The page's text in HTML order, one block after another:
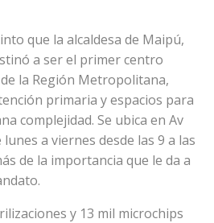
que la alcaldesa de Maipú,
a ser el primer centro
la Región Metropolitana,
primaria y espacios para
complejidad. Se ubica en Av
a viernes desde las 9 a las
de la importancia que le da a
y 13 mil microchips